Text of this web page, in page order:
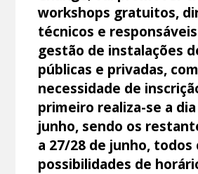
workshops gratuitos,
técnicos e
gestão de instalações
públicas e privadas, com
necessidade de
primeiro realiza-se a
junho, sendo os
a 27/28 de junho, todos
possibilidades de